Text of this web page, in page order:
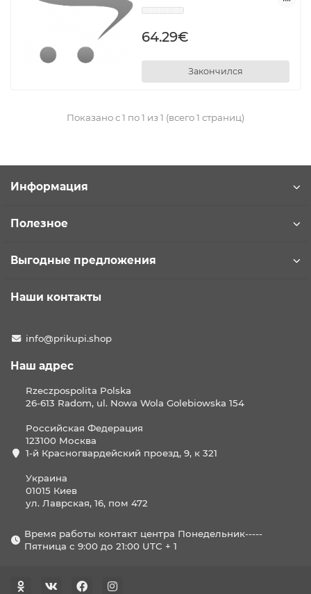
64.29€
Закончился
Показано с 1 по 1 из 1 (всего 1 страниц)
Информация
Полезное
Выгодные предложения
Наши контакты
info@prikupi.shop
Наш адрес
Rzeczpospolita Polska
26-613 Radom, ul. Nowa Wola Golebiowska 154
Российская Федерация
123100 Москва
1-й Красногвардейский проезд, 9, к 321
Украина
01015 Киев
ул. Лаврская, 16, пом 472
Время работы контакт центра Понедельник-----
Пятница с 9:00 до 21:00 UTC + 1